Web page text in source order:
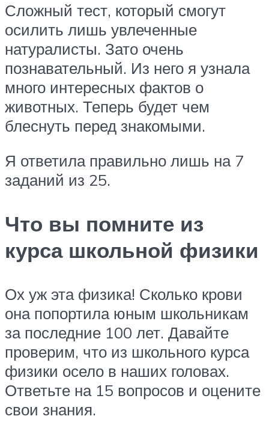
Сложный тест, который смогут
осилить лишь увлеченные
натуралисты. Зато очень
познавательный. Из него я узнала
много интересных фактов о
животных. Теперь будет чем
блеснуть перед знакомыми.
Я ответила правильно лишь на 7
заданий из 25.
Что вы помните из
курса школьной физики
Ох уж эта физика! Сколько крови
она попортила юным школьникам
за последние 100 лет. Давайте
проверим, что из школьного курса
физики осело в наших головах.
Ответьте на 15 вопросов и оцените
свои знания.